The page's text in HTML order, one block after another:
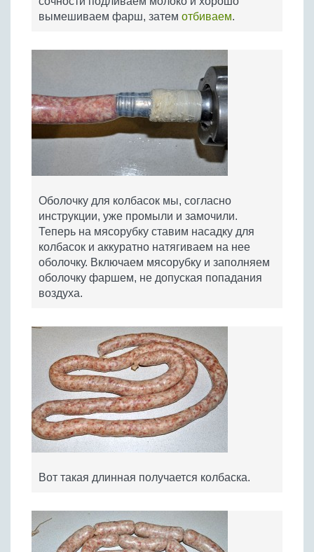
вымешиваем фарш, затем отбиваем.
Оболочку для колбасок мы, согласно
инструкции, уже промыли и замочили.
Теперь на мясорубку ставим насадку для
колбасок и аккуратно натягиваем на нее
оболочку. Включаем мясорубку и заполняем
оболочку фаршем, не допуская попадания
воздуха.
Вот такая длинная получается колбаска.